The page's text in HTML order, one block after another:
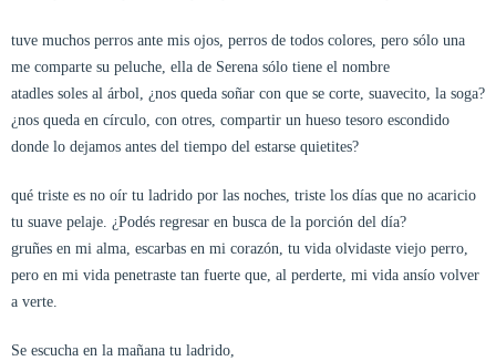
tuve muchos perros ante mis ojos, perros de todos colores, pero sólo una
me comparte su peluche, ella de Serena sólo tiene el nombre
atadles soles al árbol, ¿nos queda soñar con que se corte, suavecito, la soga?
¿nos queda en círculo, con otres, compartir un hueso tesoro escondido
donde lo dejamos antes del tiempo del estarse quietites?
qué triste es no oír tu ladrido por las noches, triste los días que no acaricio
tu suave pelaje. ¿Podés regresar en busca de la porción del día?
gruñes en mi alma, escarbas en mi corazón, tu vida olvidaste viejo perro,
pero en mi vida penetraste tan fuerte que, al perderte, mi vida ansío volver
a verte.
Se escucha en la mañana tu ladrido,